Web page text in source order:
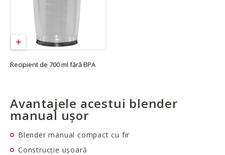
Recipient de 700 ml fără BPA
Avantajele acestui blender
manual ușor
Blender manual compact cu fir
Construcție ușoară